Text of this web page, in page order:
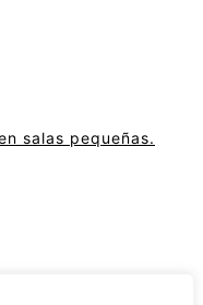
salas pequeñas.